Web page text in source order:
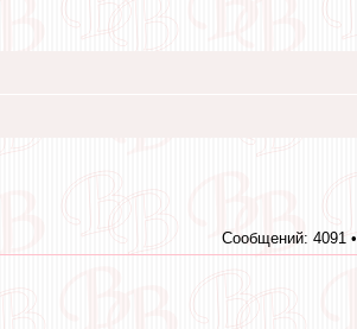
Сообщений: 4091 •